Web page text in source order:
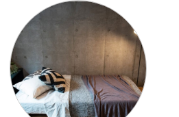
びみょー 8 点
食店はほとんどなし。
食に向かないエリアですね。
派
めっちゃ良い！！ 20 点
は近所にライフがあります。
は2口コンロ。